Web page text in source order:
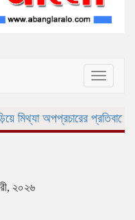
Toggle
অপপ্রচারের প্রতিবাদে
২০২৬